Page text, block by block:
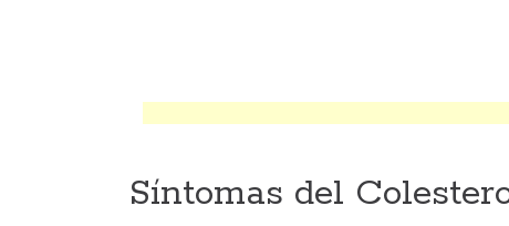
Síntomas del